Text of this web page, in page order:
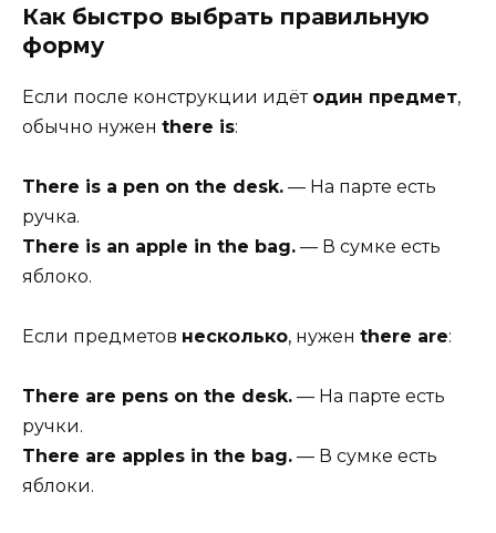
Как быстро выбрать правильную
форму
Если после конструкции идёт один предмет,
обычно нужен there is:
There is a pen on the desk. — На парте есть
ручка.
There is an apple in the bag. — В сумке есть
яблоко.
Если предметов несколько, нужен there are:
There are pens on the desk. — На парте есть
ручки.
There are apples in the bag. — В сумке есть
яблоки.